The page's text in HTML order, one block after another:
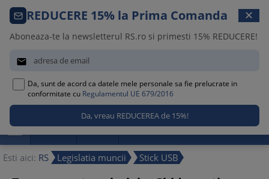
Comanda telefonica · 021 209 45 12

 Promotii Noutati Reduceri
Esti aici: RS Legislatia muncii Stick USB
REDUCERE 15% la Prima Comanda ✕
Aboneaza-te la newsletterul RS.ro si primesti 15% REDUCERE!

Da, sunt de acord ca datele mele personale sa fie prelucrate in
conformitate cu Regulamentul UE 679/2016